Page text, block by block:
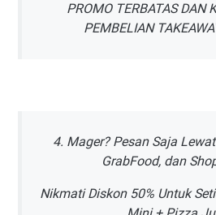
PROMO TERBATAS DAN
PEMBELIAN
4. Mager? Pesan Saja
GrabFood, dan
Nikmati Diskon 50% Untuk